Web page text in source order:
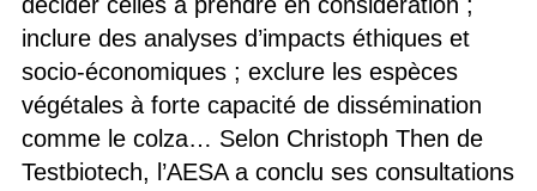
inclure des analyses d’impacts éthiques et
socio-économiques ; exclure les espèces
végétales à forte capacité de dissémination
comme le colza… Selon Christoph Then de
Testbiotech, l’AESA a conclu ses consultations